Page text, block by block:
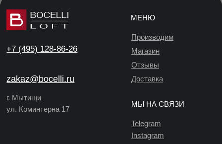
г. Мытищи
ул. Коминтерна 17
МЕНЮ
+7 (495) 128-86-26
zakaz@bocelli.ru
Магазин
Производим
Отзывы
Доставка
МЫ НА СВЯЗИ
Telegram
Instagram